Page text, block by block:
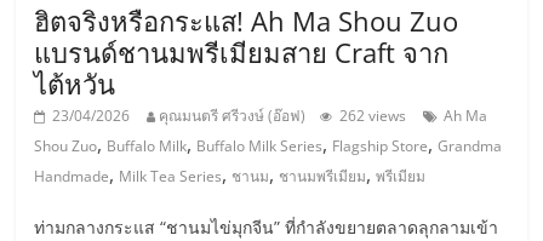
ฮิตจริงหรือกระแส! Ah Ma Shou Zuo
แบรนด์ชานมพรีเมียมสาย Craft จาก
ไต้หวัน
23/04/2026 คุณมนตรี ศรีวงษ์ (อ๊อฟ) 262 views
Ah Ma
Shou Zuo, Buffalo Milk, Buffalo Milk Series, Flagship Store,Grandma
Handmade, Milk Tea Series, ชานม, ชานมพรีเมียม,พรีเมียม
ท่ามกลางกระแส “ชานมไข่มุกจีน” ที่กำลังขยายตลาดลุกลามเข้า